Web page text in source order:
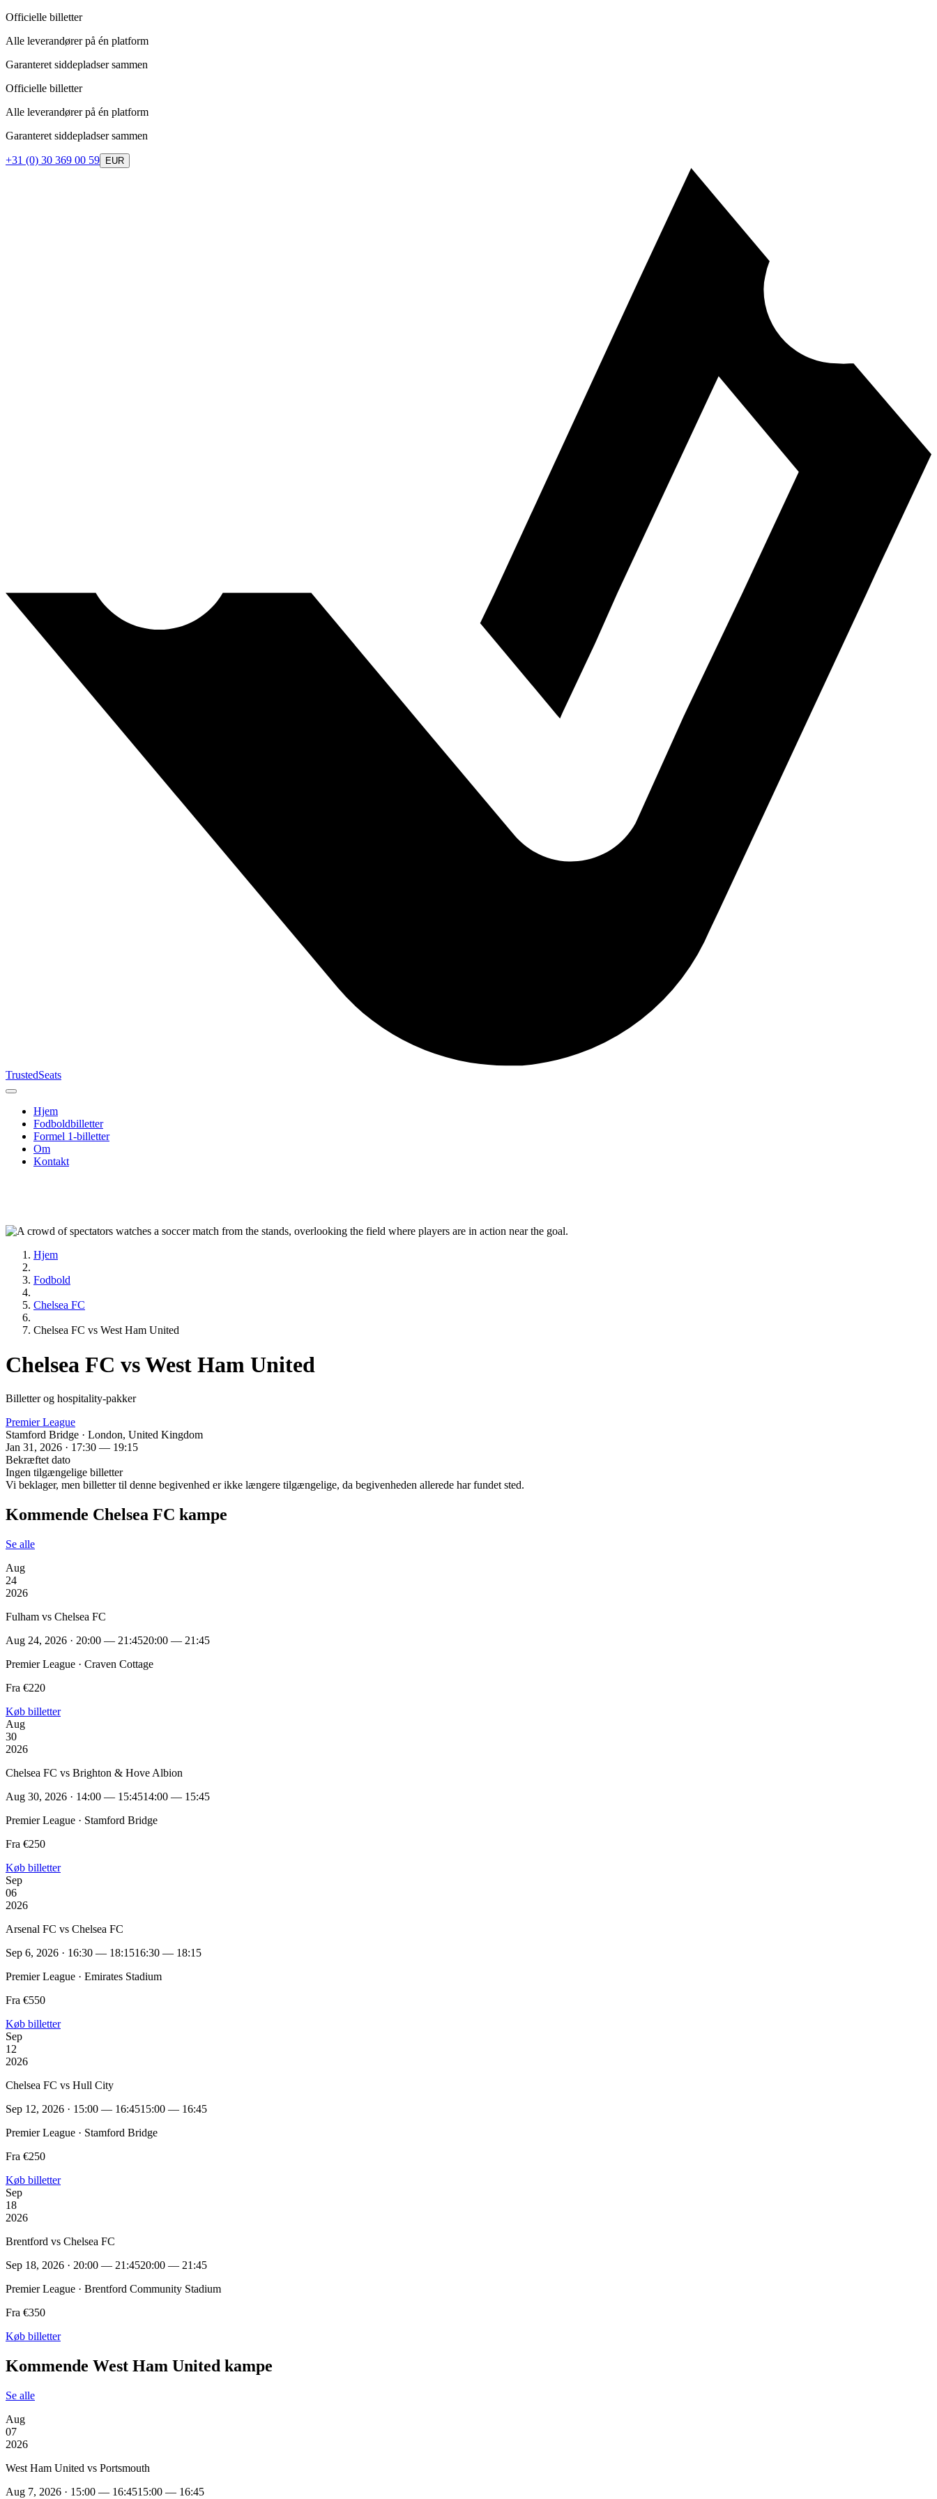
Officielle billetter
Alle leverandører på én platform
Garanteret siddepladser sammen
Officielle billetter
Alle leverandører på én platform
Garanteret siddepladser sammen
+31 (0) 30 369 00 59 EUR
TrustedSeats
Hjem
Fodboldbilletter
Formel 1-billetter
Om
Kontakt
Hjem
Fodbold
Chelsea FC
Chelsea FC vs West Ham United
Chelsea FC vs West Ham United
Billetter og hospitality-pakker
Premier League
Stamford Bridge · London, United Kingdom
Jan 31, 2026 · 17:30 — 19:15
Bekræftet dato
Ingen tilgængelige billetter
Vi beklager, men billetter til denne begivenhed er ikke længere tilgængelige, da begivenheden allerede har fundet sted.
Kommende Chelsea FC kampe
Se alle
Aug
24
2026
Fulham vs Chelsea FC
Aug 24, 2026 · 20:00 — 21:4520:00 — 21:45
Premier League · Craven Cottage
Fra €220
Køb billetter
Aug
30
2026
Chelsea FC vs Brighton & Hove Albion
Aug 30, 2026 · 14:00 — 15:4514:00 — 15:45
Premier League · Stamford Bridge
Fra €250
Køb billetter
Sep
06
2026
Arsenal FC vs Chelsea FC
Sep 6, 2026 · 16:30 — 18:1516:30 — 18:15
Premier League · Emirates Stadium
Fra €550
Køb billetter
Sep
12
2026
Chelsea FC vs Hull City
Sep 12, 2026 · 15:00 — 16:4515:00 — 16:45
Premier League · Stamford Bridge
Fra €250
Køb billetter
Sep
18
2026
Brentford vs Chelsea FC
Sep 18, 2026 · 20:00 — 21:4520:00 — 21:45
Premier League · Brentford Community Stadium
Fra €350
Køb billetter
Kommende West Ham United kampe
Se alle
Aug
07
2026
West Ham United vs Portsmouth
Aug 7, 2026 · 15:00 — 16:4515:00 — 16:45